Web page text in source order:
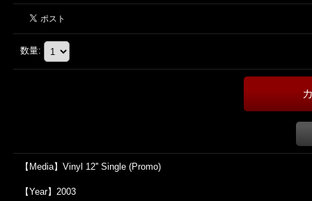
数量:
【Media】Vinyl 12'' Single (Promo)
【Year】2003